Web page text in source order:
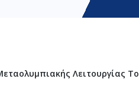
Λειτουργίας